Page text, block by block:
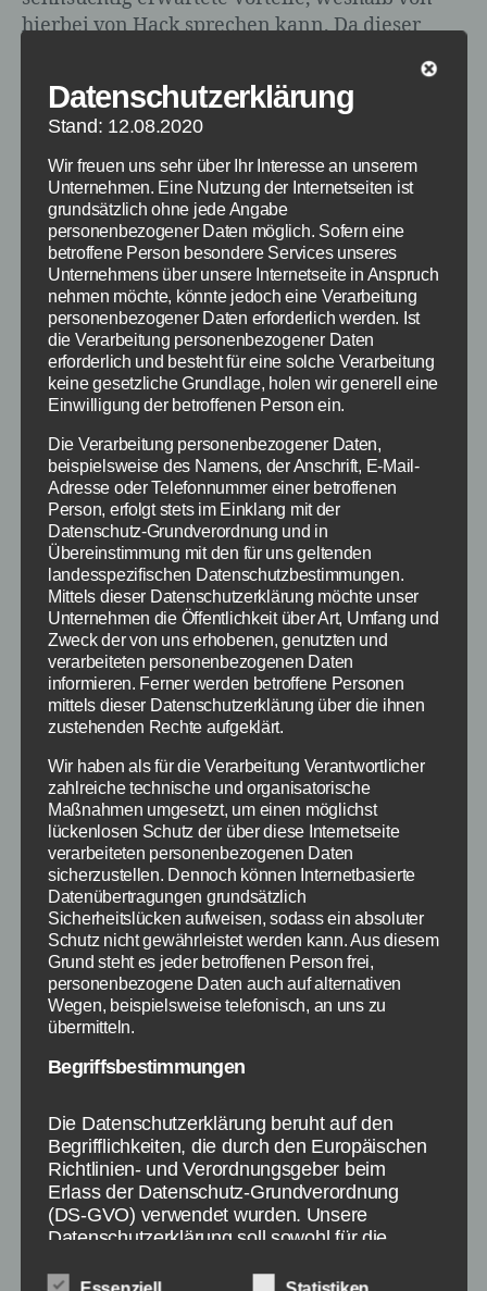
hierbei von Hack sprechen kann. Da dieser
spielt ihr trotzdem das normale slither.io.
Chrome Erweiterung
SlitherPlus: Das sind die
Vorteile
Mit der SlitherPlus
Erweiterung kannst du
slither.io erweitern
Der wohl größte
Vorteil der
SlitherPlus Chrome
Erweiterung ist
Endlich kannst du
dir die Umgebung
aus größerer
Entfernung
anschauen. Wenn ein Spieler angerast kommt
oder versucht dich zu umkreisen, kannst du
schnell reagieren und fliehen. Außerdem siehst
du Gegner so schon vorher und kannst einen
besseren Weg einschlagen. Außerdem findest
du direkt die Orte, wo viele hellleuchtende
Chrome Erweiterung zu slither.io endlich auch
mit Freunden in einer Welt spielen. Dazu teilst
du deinen Freunden deine aktuelle Server IP
mit oder wählst aus einer Dropdown-Liste aus.
Zusätzlich kannst du auch einen eigenen
standardmäßige Hintergrund langsam auf die
Datenschutzerklärung
Stand: 12.08.2020
Wir freuen uns sehr über Ihr Interesse an unserem
Unternehmen. Eine Nutzung der Internetseiten ist
grundsätzlich ohne jede Angabe
personenbezogener Daten möglich. Sofern eine
betroffene Person besondere Services unseres
Unternehmens über unsere Internetseite in Anspruch
nehmen möchte, könnte jedoch eine Verarbeitung
personenbezogener Daten erforderlich werden. Ist
die Verarbeitung personenbezogener Daten
erforderlich und besteht für eine solche Verarbeitung
keine gesetzliche Grundlage, holen wir generell eine
Einwilligung der betroffenen Person ein.
Die Verarbeitung personenbezogener Daten,
beispielsweise des Namens, der Anschrift, E-Mail-
Adresse oder Telefonnummer einer betroffenen
Person, erfolgt stets im Einklang mit der
Datenschutz-Grundverordnung und in
Übereinstimmung mit den für uns geltenden
landesspezifischen Datenschutzbestimmungen.
Mittels dieser Datenschutzerklärung möchte unser
Unternehmen die Öffentlichkeit über Art, Umfang und
Zweck der von uns erhobenen, genutzten und
verarbeiteten personenbezogenen Daten
informieren. Ferner werden betroffene Personen
mittels dieser Datenschutzerklärung über die ihnen
zustehenden Rechte aufgeklärt.
Wir haben als für die Verarbeitung Verantwortlicher
zahlreiche technische und organisatorische
Maßnahmen umgesetzt, um einen möglichst
lückenlosen Schutz der über diese Internetseite
verarbeiteten personenbezogenen Daten
sicherzustellen. Dennoch können Internetbasierte
Datenübertragungen grundsätzlich
Sicherheitslücken aufweisen, sodass ein absoluter
Schutz nicht gewährleistet werden kann. Aus diesem
Grund steht es jeder betroffenen Person frei,
personenbezogene Daten auch auf alternativen
Wegen, beispielsweise telefonisch, an uns zu
übermitteln.
Begriffsbestimmungen
Die Datenschutzerklärung beruht auf den
Begrifflichkeiten, die durch den Europäischen
Richtlinien- und Verordnungsgeber beim
Erlass der Datenschutz-Grundverordnung
(DS-GVO) verwendet wurden. Unsere
Datenschutzerklärung soll sowohl für die
Geschäftspartner einfach lesbar und